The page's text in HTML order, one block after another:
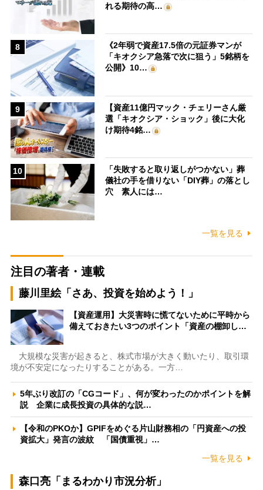
れる期待の高…
8
《2年弱で資産17.5倍の元証券マンが
「キオクシア急落で次に狙う」5銘柄を
公開》10…
9
【資産11億円マック・チェリーさん厳
選「キオクシア・ショック」後に大化
け期待4銘…
10
「失敗すると取り返しがつかない」葬
儀社の手を借りない「DIY葬」の落とし
穴 素人には…
一覧を見る
注目の著者・連載
藤川里絵「さあ、投資を始めよう！」
【資産運用】大災害時に慌てないために平時から
備えておきたい3つのポイント「資産の棚卸し…
大規模な災害が起きると、株式市場が大きく動いたり、取引環
境が不安定になったりすることがある。一方…
5年ぶり改訂の「CGコード」、何が変わったのかポイントを解
説 企業に成長投資の具体的な説…
【令和のPKOか】GPIFをめぐる片山財務相の「円資産への投
資拡大」発言の波紋 「国債重視」…
一覧を見る
森口亮「まるわかり市況分析」